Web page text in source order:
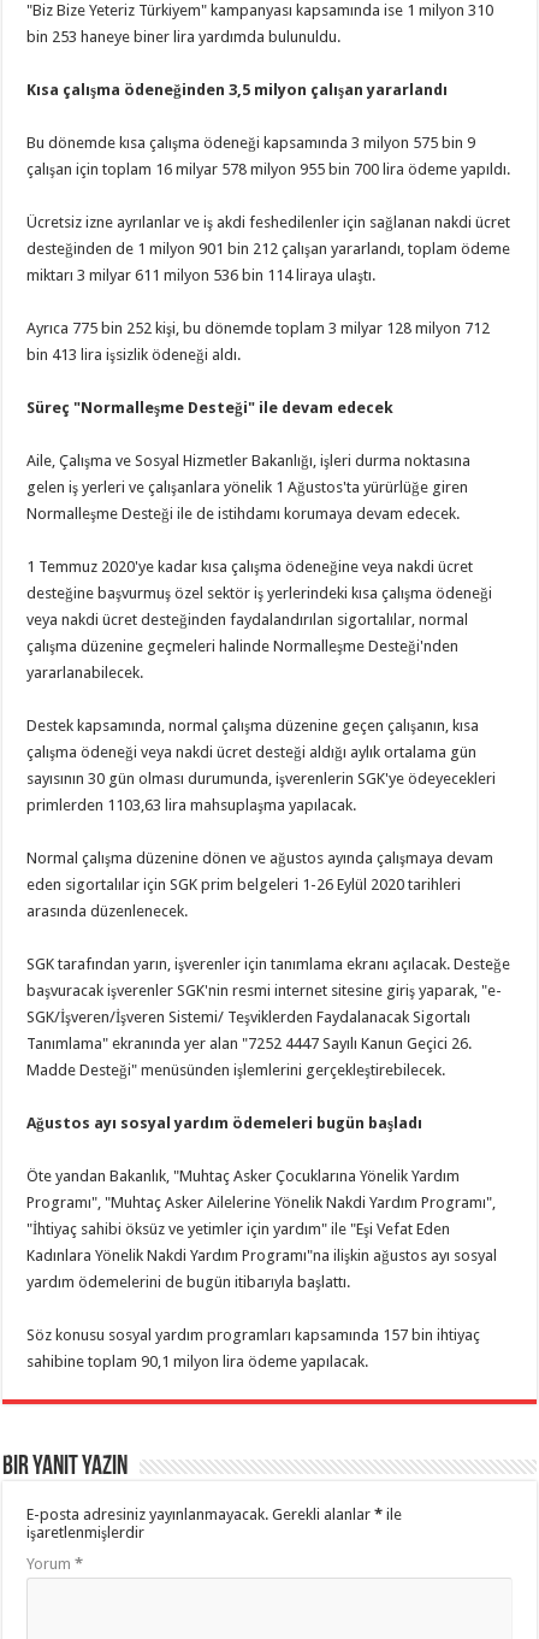
"Biz Bize Yeteriz Türkiyem" kampanyası kapsamında ise 1 milyon 310
bin 253 haneye biner lira yardımda bulunuldu.
Kısa çalışma ödeneğinden 3,5 milyon çalışan yararlandı
Bu dönemde kısa çalışma ödeneği kapsamında 3 milyon 575 bin 9
çalışan için toplam 16 milyar 578 milyon 955 bin 700 lira ödeme yapıldı.
Ücretsiz izne ayrılanlar ve iş akdi feshedilenler için sağlanan nakdi ücret
desteğinden de 1 milyon 901 bin 212 çalışan yararlandı, toplam ödeme
miktarı 3 milyar 611 milyon 536 bin 114 liraya ulaştı.
Ayrıca 775 bin 252 kişi, bu dönemde toplam 3 milyar 128 milyon 712
bin 413 lira işsizlik ödeneği aldı.
Süreç "Normalleşme Desteği" ile devam edecek
Aile, Çalışma ve Sosyal Hizmetler Bakanlığı, işleri durma noktasına
gelen iş yerleri ve çalışanlara yönelik 1 Ağustos'ta yürürlüğe giren
Normalleşme Desteği ile de istihdamı korumaya devam edecek.
1 Temmuz 2020'ye kadar kısa çalışma ödeneğine veya nakdi ücret
desteğine başvurmuş özel sektör iş yerlerindeki kısa çalışma ödeneği
veya nakdi ücret desteğinden faydalandırılan sigortalılar, normal
çalışma düzenine geçmeleri halinde Normalleşme Desteği'nden
yararlanabilecek.
Destek kapsamında, normal çalışma düzenine geçen çalışanın, kısa
çalışma ödeneği veya nakdi ücret desteği aldığı aylık ortalama gün
sayısının 30 gün olması durumunda, işverenlerin SGK'ye ödeyecekleri
primlerden 1103,63 lira mahsuplaşma yapılacak.
Normal çalışma düzenine dönen ve ağustos ayında çalışmaya devam
eden sigortalılar için SGK prim belgeleri 1-26 Eylül 2020 tarihleri
arasında düzenlenecek.
SGK tarafından yarın, işverenler için tanımlama ekranı açılacak. Desteğe
başvuracak işverenler SGK'nin resmi internet sitesine giriş yaparak, "e-
SGK/İşveren/İşveren Sistemi/ Teşviklerden Faydalanacak Sigortalı
Tanımlama" ekranında yer alan "7252 4447 Sayılı Kanun Geçici 26.
Madde Desteği" menüsünden işlemlerini gerçekleştirebilecek.
Ağustos ayı sosyal yardım ödemeleri bugün başladı
Öte yandan Bakanlık, "Muhtaç Asker Çocuklarına Yönelik Yardım
Programı", "Muhtaç Asker Ailelerine Yönelik Nakdi Yardım Programı",
"İhtiyaç sahibi öksüz ve yetimler için yardım" ile "Eşi Vefat Eden
Kadınlara Yönelik Nakdi Yardım Programı"na ilişkin ağustos ayı sosyal
yardım ödemelerini de bugün itibarıyla başlattı.
Söz konusu sosyal yardım programları kapsamında 157 bin ihtiyaç
sahibine toplam 90,1 milyon lira ödeme yapılacak.
Bir yanıt yazın
E-posta adresiniz yayınlanmayacak. Gerekli alanlar* ile
işaretlenmişlerdir
Yorum*